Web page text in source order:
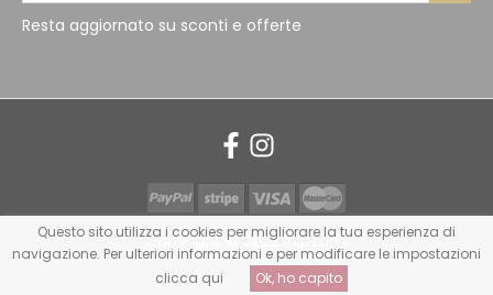
Resta aggiornato su sconti e offerte
Copyright © 2022 Tazzami
Questo sito utilizza i cookies per migliorare la tua esperienza di
navigazione. Per ulteriori informazioni e per modificare le impostazioni
clicca qui
Ok, ho capito